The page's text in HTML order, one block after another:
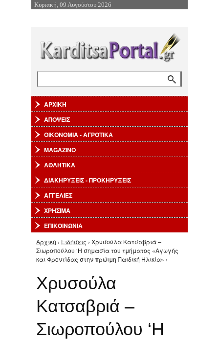
Επιστροφή στην Πλοήγηση
Κυριακή, 09 Αυγούστου 2026
ΑΡΧΙΚΗ
ΑΠΟΨΕΙΣ
ΟΙΚΟΝΟΜΙΑ - ΑΓΡΟΤΙΚΑ
MAGAZINO
ΑΘΛΗΤΙΚΑ
ΔΙΑΚΗΡΥΞΕΙΣ - ΠΡΟΚΗΡΥΞΕΙΣ
ΑΓΓΕΛΙΕΣ
ΧΡΗΣΙΜΑ
ΕΠΙΚΟΙΝΩΝΙΑ
Είστε εδώ
Αρχική › Ειδήσεις › Χρυσούλα Κατσαβριά –
Σιωροπούλου ‘Η σημασία του τμήματος «Αγωγής
και Φροντίδας στην πρώιμη Παιδική Ηλικία» ›
Χρυσούλα
Κατσαβριά –
Σιωροπούλου ‘Η